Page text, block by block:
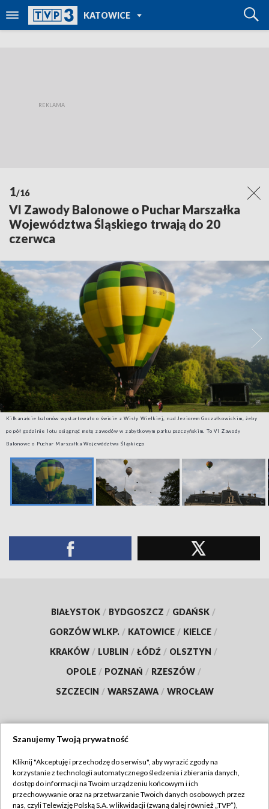
KATOWICE
TVP REGIONY
1/16
VI Zawody Balonowe o Puchar Marszałka
Województwa Śląskiego trwają do 20
czerwca
Kilkanaście balonów wystartowało o świcie z Wisły Wielkiej, nad Jeziorem Goczałkowickim, żeby
po pół godzinie lotu osiągnąć metę zawodów w zabytkowym parku pszczyńskim. To VI Zawody
Balonowe o Puchar Marszałka Województwa Śląskiego
BIAŁYSTOK / BYDGOSZCZ / GDAŃSK /
GORZÓW WLKP. / KATOWICE / KIELCE /
KRAKÓW / LUBLIN / ŁÓDŹ / OLSZTYN /
OPOLE / POZNAŃ / RZESZÓW /
SZCZECIN / WARSZAWA / WROCŁAW
TVP
Abonament TVP
Regulamin TVP
Szanujemy Twoją prywatność
Kliknij "Akceptuję i przechodzę do serwisu", aby wyrazić zgody na
korzystanie z technologii automatycznego śledzenia i zbierania danych,
dostęp do informacji na Twoim urządzeniu końcowym i ich
przechowywanie oraz na przetwarzanie Twoich danych osobowych przez
nas, czyli Telewizję Polską S.A. w likwidacji (zwaną dalej również „TVP”),